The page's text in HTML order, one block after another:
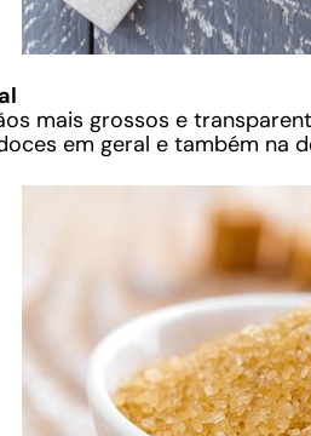
mais grossos e
em geral e também na